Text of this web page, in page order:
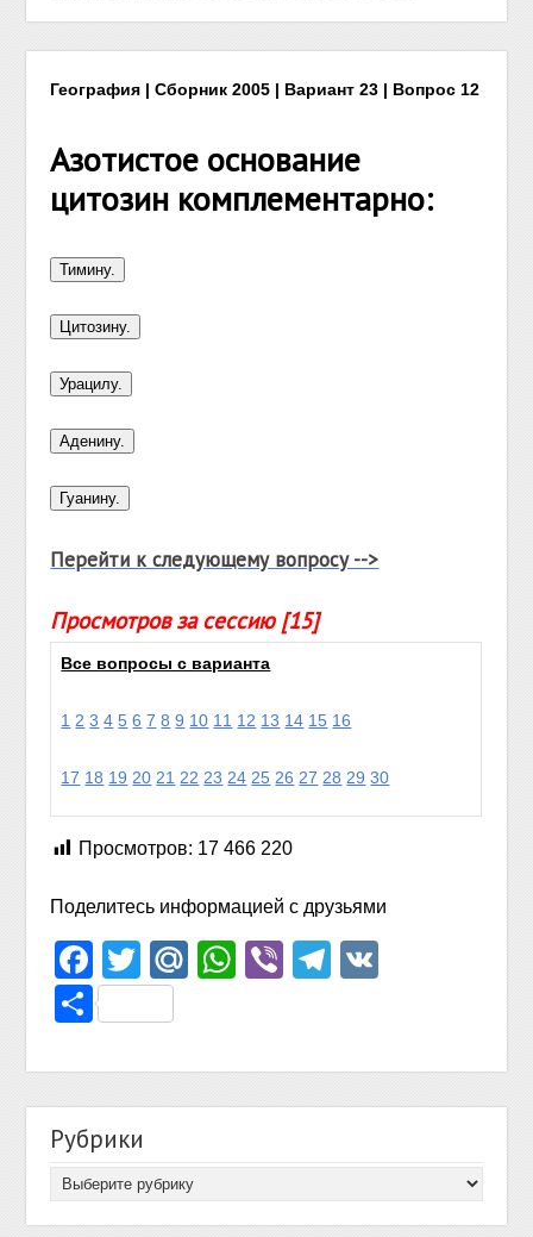
География | Сборник 2005 | Вариант 23 | Вопрос 12
Азотистое основание
цитозин комплементарно:
Перейти к следующему вопросу -->
Просмотров за сессию [15]
Все вопросы с варианта
1 2 3 4 5 6 7 8 9 10 11 12 13 14 15 16
17 18 19 20 21 22 23 24 25 26 27 28 29 30
Просмотров: 17 466 220
Поделитесь информацией с друзьями
Facebook
TwitterMail.Ru
WhatsApp
ViberTelegram
Отправить
Рубрики